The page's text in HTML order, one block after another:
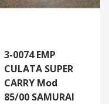
3-0074 EMP
CULATA SUPER
CARRY Mod
85/00 SAMURAI